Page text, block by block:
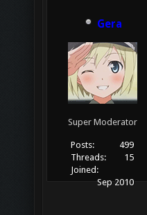
Gera
Super Moderator
Posts:
499
Threads:
15
Joined:
Sep 2010